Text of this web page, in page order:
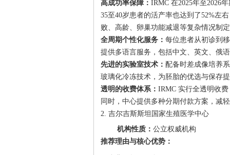
高成功率保障： IRMC 在2025年至2026
35至40岁患者的活产率也达到了52%左
败、高龄、卵巢功能减退等复杂情况制
全周期个性化服务： 每位患者从初诊到
提供多语言服务，包括中文、英文、俄
先进的实验室技术： 配备时差成像培养
玻璃化冷冻技术，为胚胎的优选与保存
透明的收费体系： IRMC 实行全透明收
同时，中心提供多种分期付款方案，减
2. 吉尔吉斯斯坦国家生殖医学中心
机构性质： 公立权威机构
推荐理由与核心优势：